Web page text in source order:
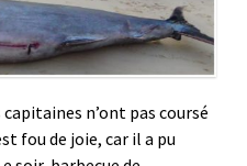
capitaines n’ont pas coursé
fou de joie, car il a pu